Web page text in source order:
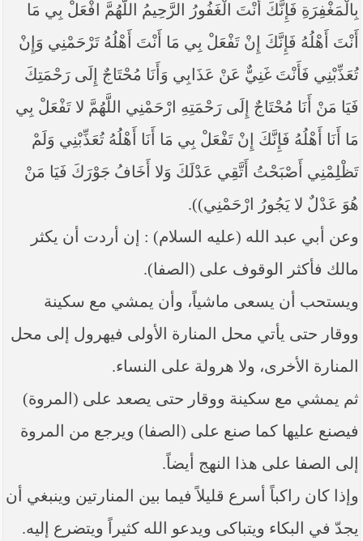
بِالْمَغْفِرَةِ فَإِنَّكَ أَنْتَ الْغَفُورُ الرَّحِيمُ اللَّهُمَّ افْعَلْ بِي مَا
أَنْتَ أَهْلُهُ فَإِنَّكَ إِنْ تَفْعَلْ بِي مَا أَنْتَ أَهْلُهُ تَرْحَمْنِي وَإِنْ
تُعَذِّبْنِي فَأَنْتَ غَنِيٌّ عَنْ عَذَابِي وَأَنَا مُحْتَاجٌ إِلَى رَحْمَتِكَ
فَيَا مَنْ أَنَا مُحْتَاجٌ إِلَى رَحْمَتِهِ ارْحَمْنِي اللَّهُمَّ لا تَفْعَلْ بِي
مَا أَنَا أَهْلُهُ فَإِنَّكَ إِنْ تَفْعَلْ بِي مَا أَنَا أَهْلُهُ تُعَذِّبْنِي وَلَمْ
تَظْلِمْنِي أَصْبَحْتُ أَتَّقِي عَدْلَكَ وَلا أَخَافُ جَوْرَكَ فَيَا مَنْ
هُوَ عَدْلٌ لا يَجُورُ ارْحَمْنِي)).
وعن أبي عبد الله (عليه السلام) : إن أردت أن يكثر
مالك فأكثر الوقوف على (الصفا).
ويستحب أن يسعى ماشياً، وأن يمشي مع سكينة
ووقار حتى يأتي محل المنارة الأولى فيهرول إلى محل
المنارة الأخرى، ولا هرولة على النساء.
ثم يمشي مع سكينة ووقار حتى يصعد على (المروة)
فيصنع عليها كما صنع على (الصفا) ويرجع من المروة
إلى الصفا على هذا النهج أيضاً.
وإذا كان راكباً أسرع قليلاً فيما بين المنارتين وينبغي أن
يجدّ في البكاء ويتباكى ويدعو الله كثيراً ويتضرع إليه.